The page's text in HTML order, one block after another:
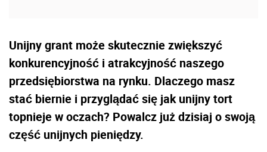
Unijny grant może skutecznie zwiększyć
konkurencyjność i atrakcyjność naszego
przedsiębiorstwa na rynku. Dlaczego masz
stać biernie i przyglądać się jak unijny tort
topnieje w oczach? Powalcz już dzisiaj o swoją
część unijnych pieniędzy.